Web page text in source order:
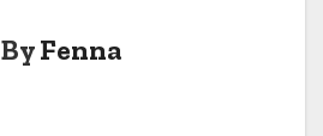
ByFenna